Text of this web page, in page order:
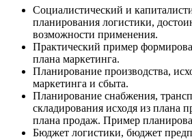
Социалистический и
планирования логистики,
возможности применения.
Практический пример
плана маркетинга.
Планирование производства,
маркетинга и сбыта.
Планирование снабжения,
складирования исходя из плана
плана продаж. Пример
Бюджет логистики, бюджет